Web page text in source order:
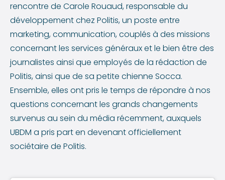
rencontre de Carole Rouaud, responsable du
développement chez Politis, un poste entre
marketing, communication, couplés à des missions
concernant les services généraux et le bien être des
journalistes ainsi que employés de la rédaction de
Politis, ainsi que de sa petite chienne Socca.
Ensemble, elles ont pris le temps de répondre à nos
questions concernant les grands changements
survenus au sein du média récemment, auxquels
UBDM a pris part en devenant officiellement
sociétaire de Politis.